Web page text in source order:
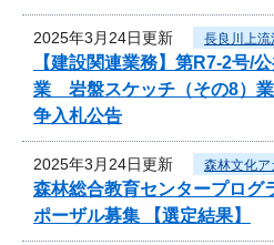
2025年3月24日更新 長良川上
【建設関連業務】第R7-2号/
業 岩盤スケッチ（その8）
争入札公告
2025年3月24日更新 森林文化ア
森林総合教育センタープログ
ポーザル募集 【選定結果】